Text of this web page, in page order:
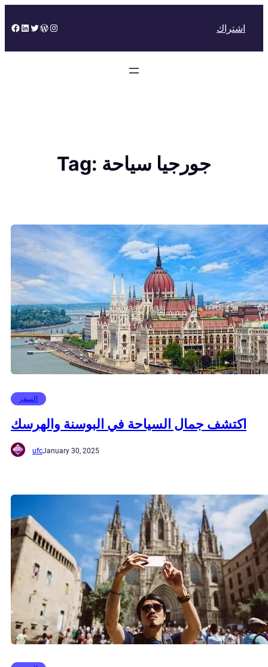
to
Facebook
LinkedIn
Twitter
WordPress
Instagram اشتراك
Tag: جورجيا سياحة
السفر
اكتشف جمال السياحة في البوسنة والهرسك
ufcJanuary 30, 2025